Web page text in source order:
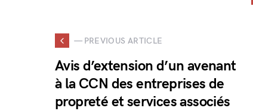
— PREVIOUS ARTICLE
Avis d’extension d’un avenant
à la CCN des entreprises de
propreté et services associés